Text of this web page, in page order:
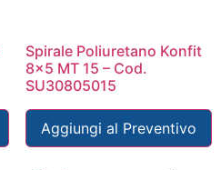
Spirale Poliuretano Konfit
8×5 MT 15 – Cod.
SU30805015
Aggiungi al Preventivo